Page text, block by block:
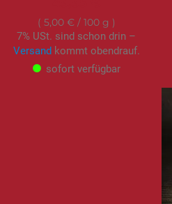
5,00 €/ 100 g
7% USt. sind schon drin –
Versandkommt obendrauf.
sofort verfügbar